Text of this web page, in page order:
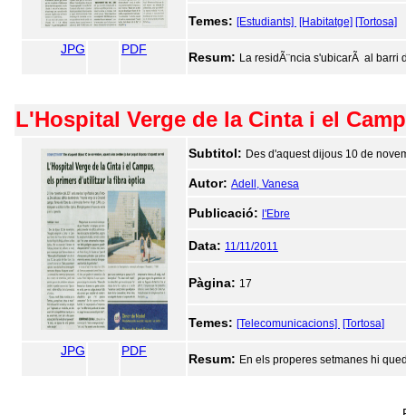
Temes: [Estudiants] [Habitatge] [Tortosa]
JPG PDF
Resum: La residÃ¨ncia s'ubicarÃ al barri
L'Hospital Verge de la Cinta i el
Subtitol: Des d'aquest dijous 10 de
Autor: Adell, Vanesa
Publicació: l'Ebre
Data: 11/11/2011
Pàgina: 17
Temes: [Telecomunicacions] [Tortosa]
JPG PDF
Resum: En els properes setmanes hi